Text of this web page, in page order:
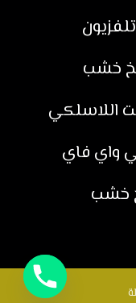
خشب
اللاسلكي
واي فاي
خشب